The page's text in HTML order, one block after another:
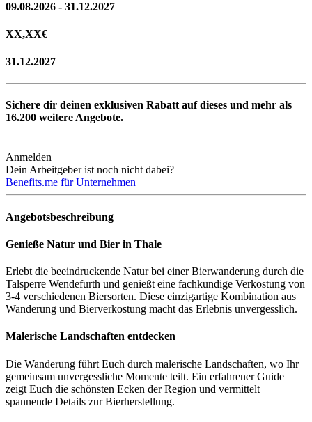
09.08.2026 - 31.12.2027
XX,XX€
31.12.2027
Sichere dir deinen exklusiven Rabatt auf dieses und mehr als
16.200 weitere Angebote.
Anmelden
Dein Arbeitgeber ist noch nicht dabei?
Benefits.me für Unternehmen
Angebotsbeschreibung
Genieße Natur und Bier in Thale
Erlebt die beeindruckende Natur bei einer Bierwanderung durch die
Talsperre Wendefurth und genießt eine fachkundige Verkostung von
3-4 verschiedenen Biersorten. Diese einzigartige Kombination aus
Wanderung und Bierverkostung macht das Erlebnis unvergesslich.
Malerische Landschaften entdecken
Die Wanderung führt Euch durch malerische Landschaften, wo Ihr
gemeinsam unvergessliche Momente teilt. Ein erfahrener Guide
zeigt Euch die schönsten Ecken der Region und vermittelt
spannende Details zur Bierherstellung.